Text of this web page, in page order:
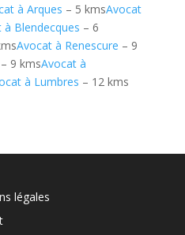
à Arques – 5 kmsAvocat
à Blendecques – 6
Avocat à Renescure – 9
– 9 kmsAvocat à
à Lumbres – 12 kms
légales